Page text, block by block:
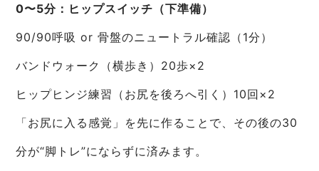
0〜5分：ヒップスイッチ（下準備）
90/90呼吸 or 骨盤のニュートラル確認（1分）
バンドウォーク（横歩き）20歩×2
ヒップヒンジ練習（お尻を後ろへ引く）10回×2
「お尻に入る感覚」を先に作ることで、その後の30
分が“脚トレ”にならずに済みます。